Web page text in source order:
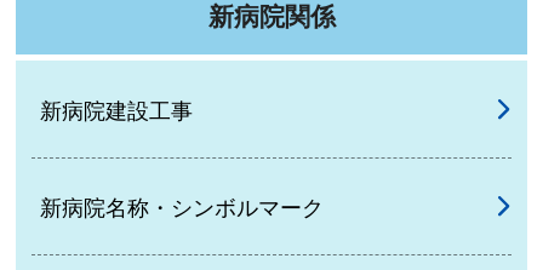
新病院関係
新病院建設工事
新病院名称・シンボルマーク